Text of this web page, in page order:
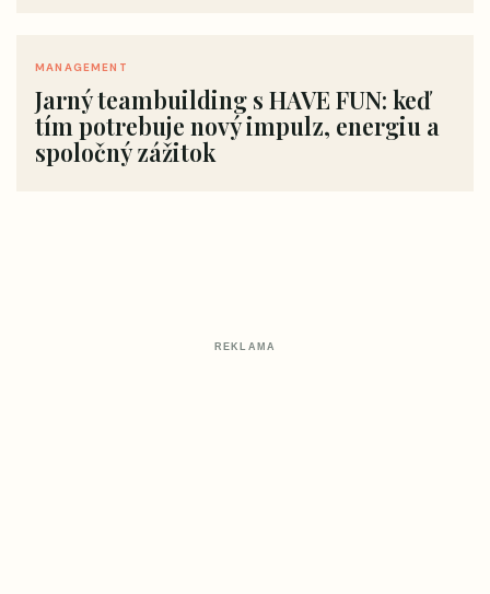
MANAGEMENT
Jarný teambuilding s HAVE FUN: keď
tím potrebuje nový impulz, energiu a
spoločný zážitok
REKLAMA